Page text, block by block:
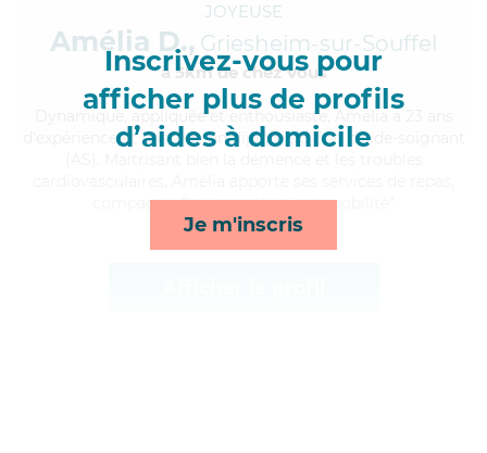
Inscrivez-vous pour
afficher plus de profils
d’aides à domicile
Je m'inscris
JOYEUSE
Amélia D., Griesheim-sur-Souffel
à 5km de chez Vous
, appliquée et enthousiaste, Amélia a 23 ans
d'expérience et possède un diplôme d'Etat d'aide-soignant
compagnie/loisirs, activités et mobilité*